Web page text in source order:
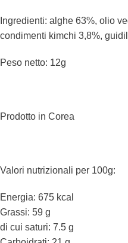
Ingredienti: alghe 63%, olio
condimenti kimchi 3,8%,
Peso netto: 12g
Prodotto in Corea
Valori nutrizionali per 100g:
Energia: 675 kcal
Grassi: 59 g
di cui saturi: 7.5 g